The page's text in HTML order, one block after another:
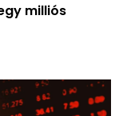
milliós